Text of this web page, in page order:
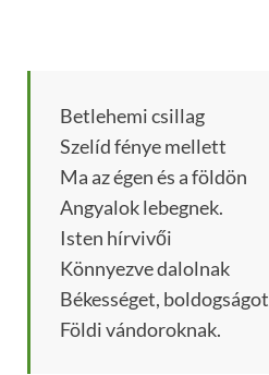
Betlehemi csillag
Szelíd fénye mellett
Ma az égen és a földön
Angyalok lebegnek.
Isten hírvivői
Könnyezve dalolnak
Békességet, boldogságot
Földi vándoroknak.